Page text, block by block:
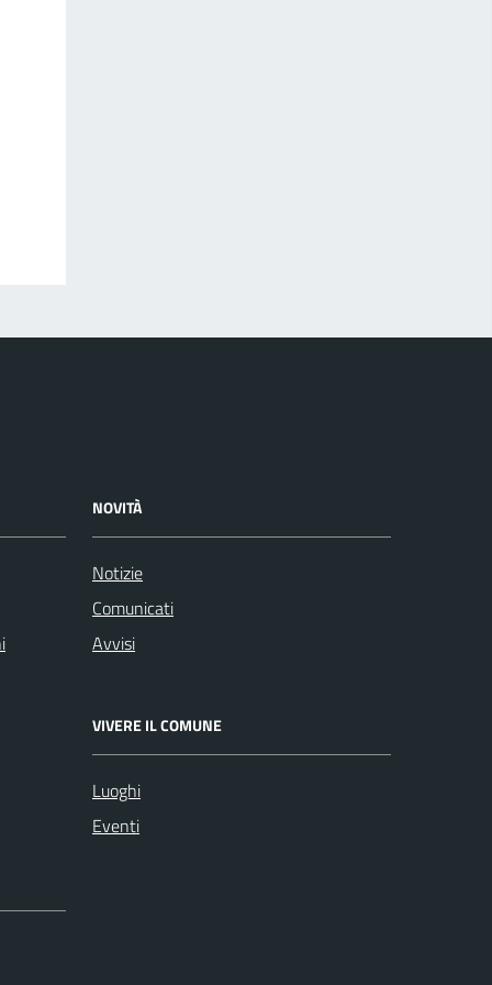
NOVITÀ
Notizie
Comunicati
Avvisi
VIVERE IL COMUNE
Luoghi
Eventi